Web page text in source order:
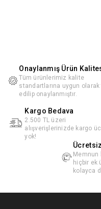
Onaylanmış Ürün
Tüm ürünlerimiz kalite
standartlarına uygun
edilip onaylanmıştır.
Kargo Bedava
2.500 TL üzeri
alışverişlerinizde kargo
yok!
Memnun
hiçbir ek
kolayca